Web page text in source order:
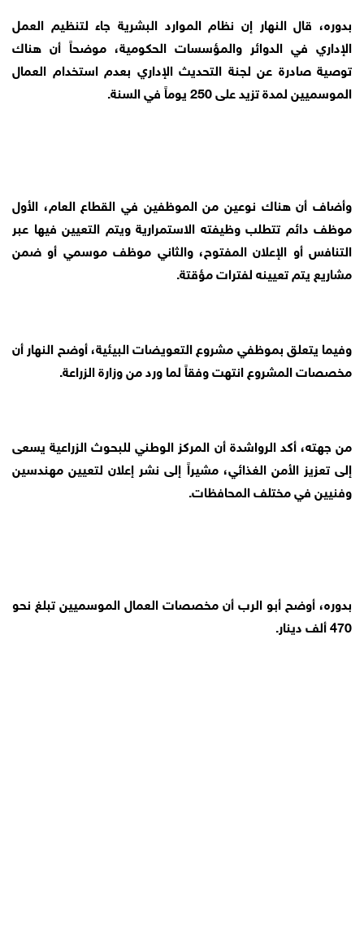
بدوره، قال النهار إن نظام الموارد البشرية جاء لتنظيم العمل
الإداري في الدوائر والمؤسسات الحكومية، موضحاً أن هناك
توصية صادرة عن لجنة التحديث الإداري بعدم استخدام العمال
الموسميين لمدة تزيد على 250 يوماً في السنة.
وأضاف أن هناك نوعين من الموظفين في القطاع العام، الأول
موظف دائم تتطلب وظيفته الاستمرارية ويتم التعيين فيها عبر
التنافس أو الإعلان المفتوح، والثاني موظف موسمي أو ضمن
مشاريع يتم تعيينه لفترات مؤقتة.
وفيما يتعلق بموظفي مشروع التعويضات البيئية، أوضح النهار أن
مخصصات المشروع انتهت وفقاً لما ورد من وزارة الزراعة.
من جهته، أكد الرواشدة أن المركز الوطني للبحوث الزراعية يسعى
إلى تعزيز الأمن الغذائي، مشيراً إلى نشر إعلان لتعيين مهندسين
وفنيين في مختلف المحافظات.
بدوره، أوضح أبو الرب أن مخصصات العمال الموسميين تبلغ نحو
470 ألف دينار.